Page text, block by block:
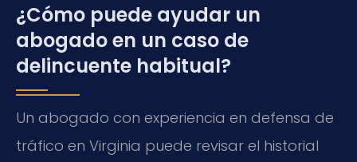
¿Cómo puede ayudar un
abogado en un caso de
delincuente habitual?
Un abogado con experiencia en defensa de
tráfico en Virginia puede revisar el historial